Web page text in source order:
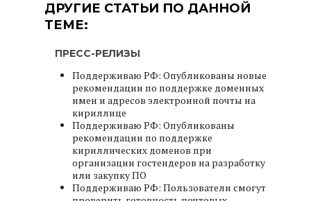
ДРУГИЕ СТАТЬИ ПО ДАННОЙ
ТЕМЕ:
ПРЕСС-РЕЛИЗЫ
Поддерживаю РФ: Опубликованы новые
рекомендации по поддержке доменных
имен и адресов электронной почты на
кириллице
Поддерживаю РФ: Опубликованы
рекомендации по поддержке
кириллических доменов при
организации гостендеров на разработку
или закупку ПО
Поддерживаю РФ: Пользователи смогут